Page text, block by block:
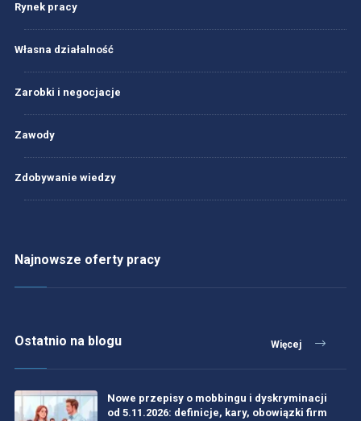
Rynek pracy
Własna działalność
Zarobki i negocjacje
Zawody
Zdobywanie wiedzy
Najnowsze oferty pracy
Ostatnio na blogu Więcej
Nowe przepisy o mobbingu i dyskryminacji
od 5.11.2026: definicje, kary, obowiązki firm